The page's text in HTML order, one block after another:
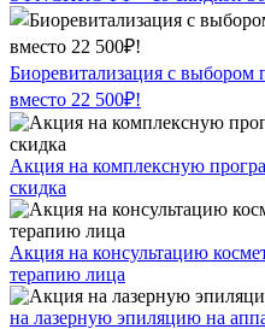
Биоревитализация с выбором
вместо 22 500₽!
Акция на комплексную
скидка
Акция на консультацию
терапию лица
на лазерную эпиляцию на